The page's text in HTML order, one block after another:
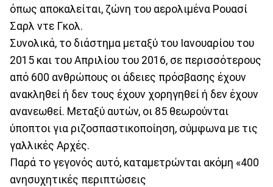
όπως αποκαλείται, ζώνη του αερολιμένα Ρουασί
Σαρλ ντε Γκολ.
Συνολικά, το διάστημα μεταξύ του Ιανουαρίου του
2015 και του Απριλίου του 2016, σε περισσότερους
από 600 ανθρώπους οι άδειες πρόσβασης έχουν
ανακληθεί ή δεν τους έχουν χορηγηθεί ή δεν έχουν
ανανεωθεί. Μεταξύ αυτών, οι 85 θεωρούνται
ύποπτοι για ριζοσπαστικοποίηση, σύμφωνα με τις
γαλλικές Αρχές.
Παρά το γεγονός αυτό, καταμετρώνται ακόμη «400
ανησυχητικές περιπτώσεις